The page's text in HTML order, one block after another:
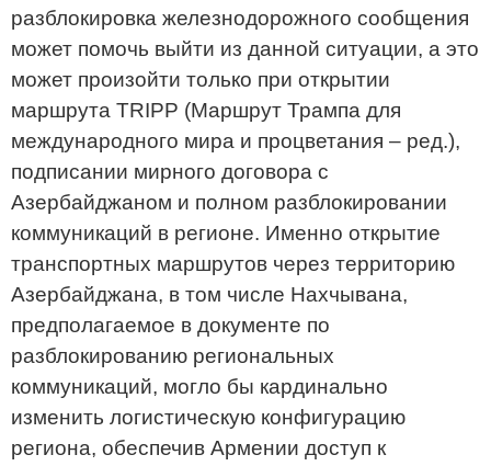
разблокировка железнодорожного сообщения
может помочь выйти из данной ситуации, а это
может произойти только при открытии
маршрута TRIPP (Маршрут Трампа для
международного мира и процветания – ред.),
подписании мирного договора с
Азербайджаном и полном разблокировании
коммуникаций в регионе. Именно открытие
транспортных маршрутов через территорию
Азербайджана, в том числе Нахчывана,
предполагаемое в документе по
разблокированию региональных
коммуникаций, могло бы кардинально
изменить логистическую конфигурацию
региона, обеспечив Армении доступ к